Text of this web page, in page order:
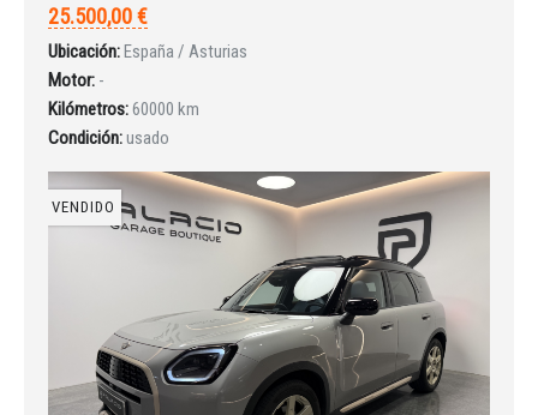
INICIAR SESIÓN
¿Ha olvidado la contraseña?
25.500,00 €
Ubicación:España / Asturias
Motor: -
Kilómetros:60000 km
Condición:usado
VENDIDO